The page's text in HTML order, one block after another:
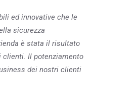
ed innovative che le
sicurezza
è stata il risultato
clienti. Il potenziamento
dei nostri clienti